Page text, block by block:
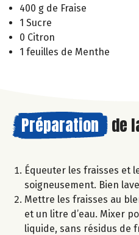
400 g de Fraise
1 Sucre
0 Citron
1 feuilles de Menthe
Préparation de
Équeuter les fraisses et
soigneusement. Bien
Mettre les fraisses au
et un litre d’eau. Mixer
liquide, sans résidus de